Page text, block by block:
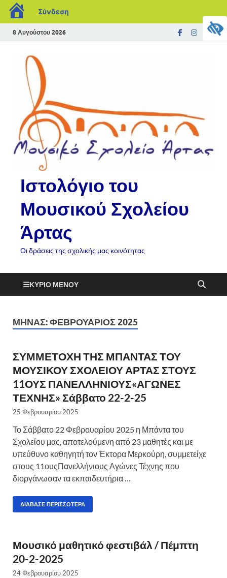
Σύνδεση
8 Αυγούστου 2026
Ιστολόγιο του
Μουσικού Σχολείου
Άρτας
Οι δράσεις της σχολικής μας κοινότητας
ΚΎΡΙΟ ΜΕΝΟΎ
ΜΉΝΑΣ:ΦΕΒΡΟΥΆΡΙΟΣ 2025
ΣΥΜΜΕΤΟΧΗ ΤΗΣ ΜΠΑΝΤΑΣ ΤΟΥ
ΜΟΥΣΙΚΟΥ ΣΧΟΛΕΙΟΥ ΑΡΤΑΣ ΣΤΟΥΣ
11ΟΥΣ ΠΑΝΕΛΛΗΝΙΟΥΣ«ΑΓΩΝΕΣ
ΤΕΧΝΗΣ» Σάββατο 22-2-25
25 Φεβρουαρίου 2025
Το Σάββατο 22 Φεβρουαρίου 2025 η Μπάντα του
Σχολείου μας, αποτελούμενη από 23 μαθητές και με
υπεύθυνο καθηγητή τον Έκτορα Μερκούρη, συμμετείχε
στους 11ουςΠανελλήνιους Αγώνες Τέχνης που
διοργάνωσαν τα εκπαιδευτήρια …
ΔΙΆΒΑΣΕ ΠΕΡΙΣΣΌΤΕΡΑ
Μουσικό μαθητικό φεστιβάλ / Πέμπτη
20-2-2025
24 Φεβρουαρίου 2025